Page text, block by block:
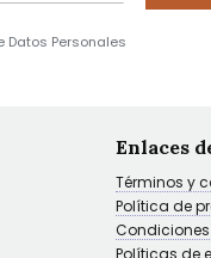
Datos Personales
Enlaces
Términos y
Política de
Políticas de